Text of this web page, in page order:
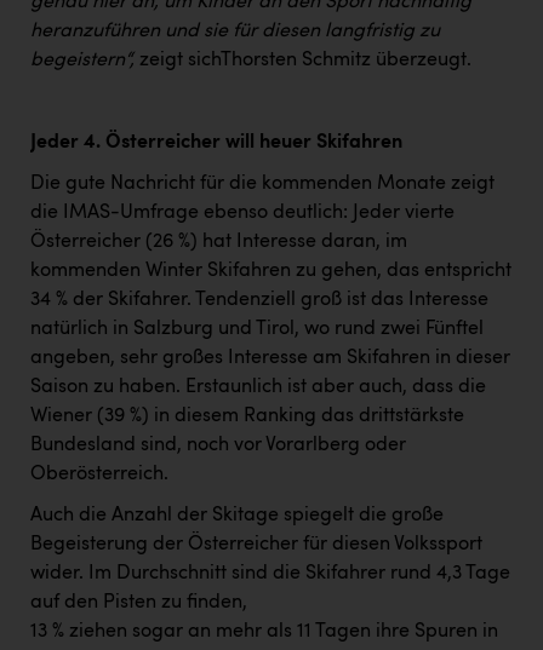
heranzuführen und sie für diesen langfristig zu
begeistern“, zeigt sichThorsten Schmitz überzeugt.
Jeder 4. Österreicher will heuer Skifahren
Die gute Nachricht für die kommenden Monate zeigt
die IMAS-Umfrage ebenso deutlich: Jeder vierte
Österreicher (26 %) hat Interesse daran, im
kommenden Winter Skifahren zu gehen, das entspricht
34 % der Skifahrer. Tendenziell groß ist das Interesse
natürlich in Salzburg und Tirol, wo rund zwei Fünftel
angeben, sehr großes Interesse am Skifahren in dieser
Saison zu haben. Erstaunlich ist aber auch, dass die
Wiener (39 %) in diesem Ranking das drittstärkste
Bundesland sind, noch vor Vorarlberg oder
Oberösterreich.
Auch die Anzahl der Skitage spiegelt die große
Begeisterung der Österreicher für diesen Volkssport
wider. Im Durchschnitt sind die Skifahrer rund 4,3 Tage
auf den Pisten zu finden,
13 % ziehen sogar an mehr als 11 Tagen ihre Spuren in